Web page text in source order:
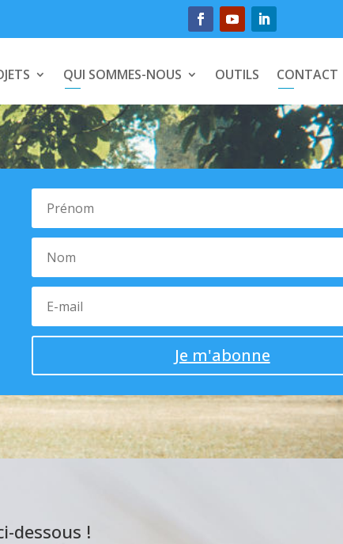
QUI SOMMES-NOUS OUTILS CONTACT
Je m'abonne
dessous !